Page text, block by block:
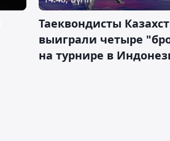
Таеквондисты
выиграли четыре
на турнире в